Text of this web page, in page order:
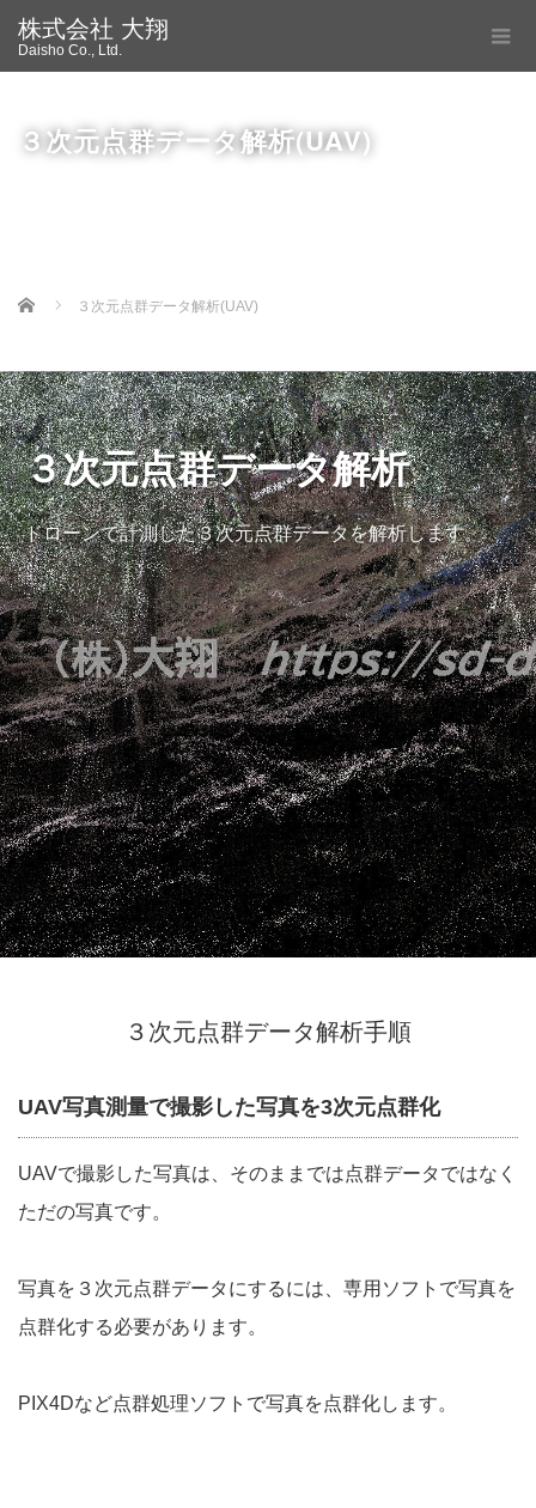
株式会社 大翔
Daisho Co., Ltd.
３次元点群データ解析(UAV)
Home ３次元点群データ解析(UAV)
３次元点群データ解析
ドローンで計測した３次元点群データを解析します。
３次元点群データ解析手順
UAV写真測量で撮影した写真を3次元点群化
UAVで撮影した写真は、そのままでは点群データではなく
ただの写真です。
写真を３次元点群データにするには、専用ソフトで写真を
点群化する必要があります。
PIX4Dなど点群処理ソフトで写真を点群化します。